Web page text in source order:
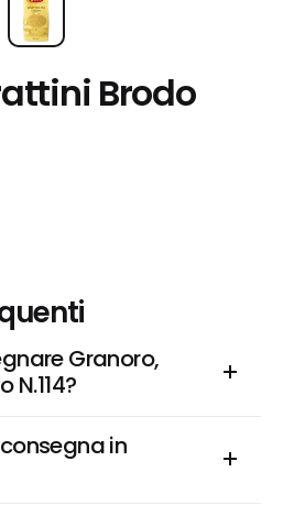
Brodo
Granoro,
N.114?
in